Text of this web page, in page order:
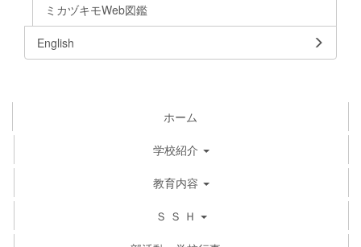
ミカヅキモWeb図鑑
English
ホーム
学校紹介
教育内容
Ｓ Ｓ Ｈ